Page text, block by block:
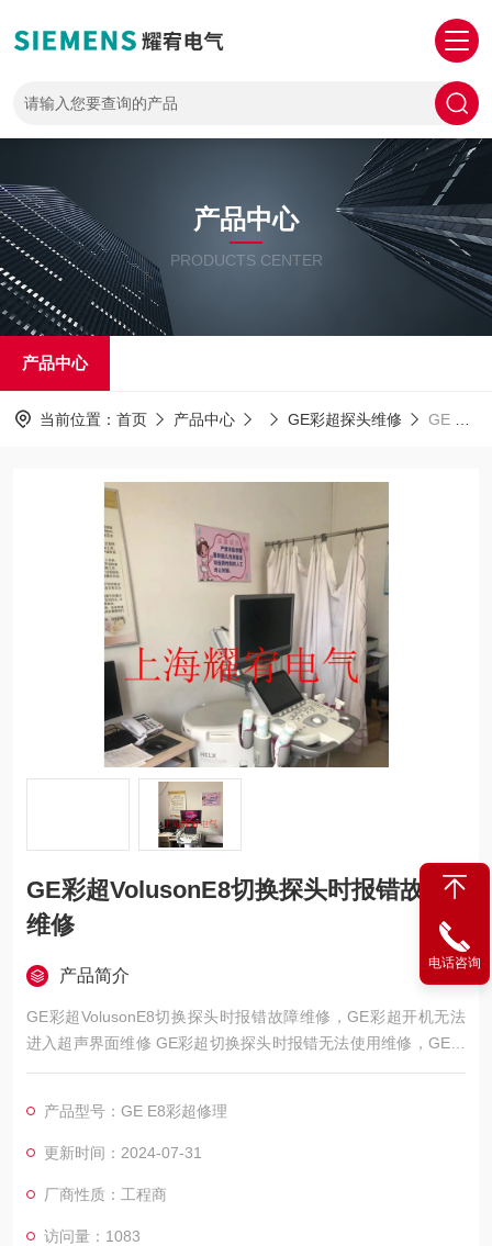
产品中心
PRODUCTS CENTER
产品中心
当前位置： 首页 产品中心 GE彩超探头维修 GE E8彩超修理GE彩超VolusonE8切换探头时报错故障维修
GE彩超VolusonE8切换探头时报错故障
维修
产品简介
GE彩超VolusonE8切换探头时报错故障维修，GE彩超开机无法
进入超声界面维修 GE彩超切换探头时报错无法使用维修，GE彩
超切换探头图像卡顿死机维修，GE彩超开机屏幕显示无信号维
检，GE彩超无法进入超声系统 GE彩超设备无法识别探头维修，
GE彩超四维探头故障：四维探头使用时报错，探头无法识别出现
产品型号：GE E8彩超修理
更新时间：2024-07-31
厂商性质：工程商
访问量：1083
电话咨询